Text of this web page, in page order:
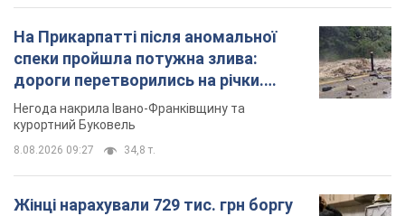
На Прикарпатті після аномальної
спеки пройшла потужна злива:
дороги перетворились на річки.
Відео
Негода накрила Івано-Франківщину та
курортний Буковель
8.08.2026 09:27 34,8 т.
Жінці нарахували 729 тис. грн боргу